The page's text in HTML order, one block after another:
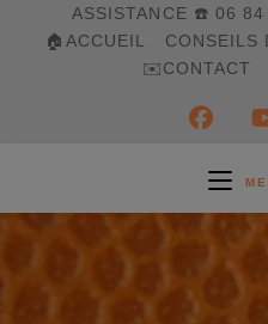
ASSISTANCE ☎️ 06
🏠ACCUEIL
CONSEILS
✉️CONTACT